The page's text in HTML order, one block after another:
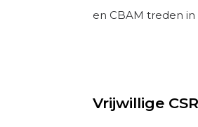
en CBAM treden
Vrijwillige